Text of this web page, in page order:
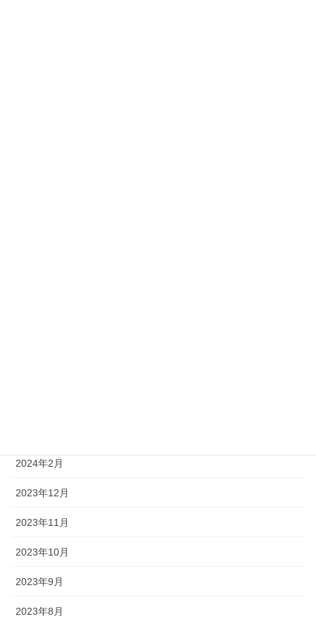
2024年2月
2023年12月
2023年11月
2023年10月
2023年9月
2023年8月